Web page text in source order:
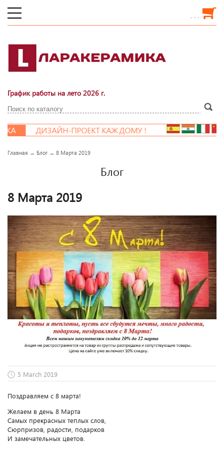
. . .
График работы на лето 2026 г.
ДИЗАЙН-ПРОЕКТ КАЖДОМУ !
Главная → Блог → 8 Марта 2019
Блог
8 Марта 2019
5 March 2019
Поздравляем с 8 марта!
Желаем в день 8 Марта
Самых прекрасных теплых слов,
Сюрпризов, радости, подарков
И замечательных цветов.